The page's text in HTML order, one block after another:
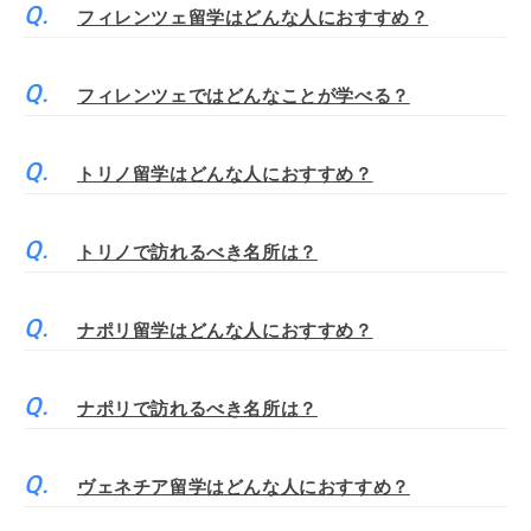
フィレンツェ留学はどんな人におすすめ？
フィレンツェではどんなことが学べる？
トリノ留学はどんな人におすすめ？
トリノで訪れるべき名所は？
ナポリ留学はどんな人におすすめ？
ナポリで訪れるべき名所は？
ヴェネチア留学はどんな人におすすめ？